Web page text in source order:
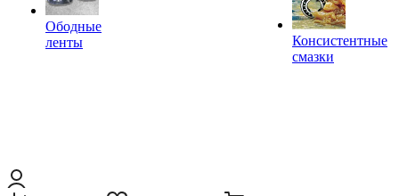
Ободные
ленты
Консистентные
смазки